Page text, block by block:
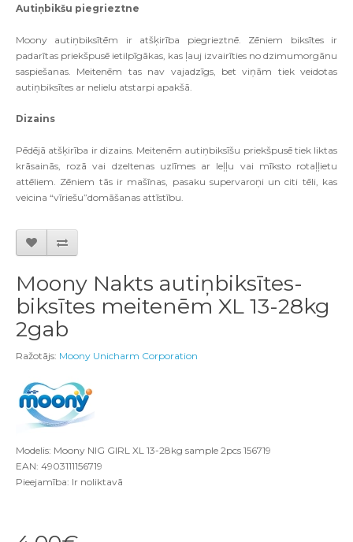
Autiņbikšu piegrieztne
Moony autiņbiksītēm ir atšķirība piegrieztnē. Zēniem biksītes ir
padarītas priekšpusē ietilpīgākas, kas ļauj izvairīties no dzimumorgānu
saspiešanas. Meitenēm tas nav vajadzīgs, bet viņām tiek veidotas
autiņbiksītes ar nelielu atstarpi apakšā.
Dizains
Pēdējā atšķirība ir dizains. Meitenēm autiņbiksīšu priekšpusē tiek liktas
krāsainās, rozā vai dzeltenas uzlīmes ar leļļu vai mīksto rotaļļietu
attēliem. Zēniem tās ir mašīnas, pasaku supervaroņi un citi tēli, kas
veicina “vīriešu”domāšanas attīstību.
Moony Nakts autiņbiksītes-
biksītes meitenēm XL 13-28kg
2gab
Ražotājs: Moony Unicharm Corporation
Modelis: Moony NIG GIRL XL 13-28kg sample 2pcs 156719
EAN: 4903111156719
Pieejamība: Ir noliktavā